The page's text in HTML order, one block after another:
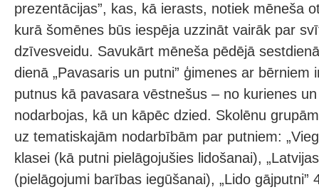
prezentācijas”, kas, kā ierasts, notiek mēneša
kurā šomēnes būs iespēja uzzināt vairāk par
dzīvesveidu. Savukārt mēneša pēdējā
dienā „Pavasaris un putni” ģimenes ar bērniem
putnus kā pavasara vēstnešus – no kurienes
nodarbojas, kā un kāpēc dzied. Skolēnu
uz tematiskajām nodarbībām par putniem:
klasei (kā putni pielāgojušies lidošanai),
(pielāgojumi barības iegūšanai), „Lido gājputni”